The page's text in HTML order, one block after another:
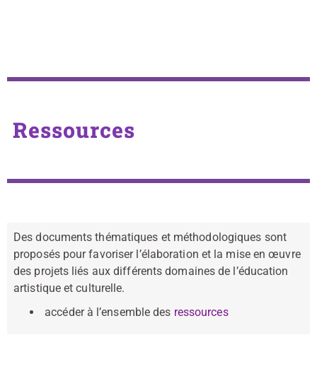
Ressources
Des documents thématiques et méthodologiques sont
proposés pour favoriser l’élaboration et la mise en œuvre
des projets liés aux différents domaines de l’éducation
artistique et culturelle.
accéder à l’ensemble des ressources